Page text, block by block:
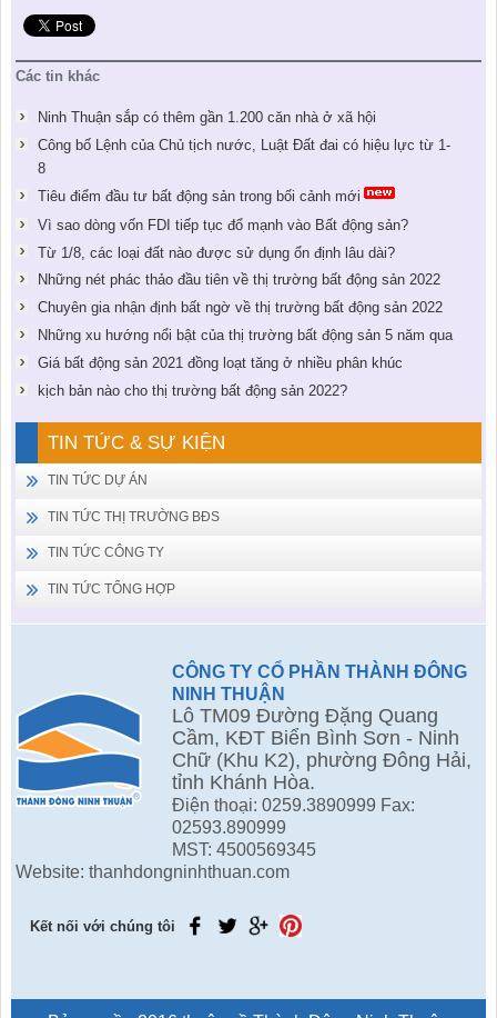
Các tin khác
Ninh Thuận sắp có thêm gần 1.200 căn nhà ở xã hội
Công bố Lệnh của Chủ tịch nước, Luật Đất đai có hiệu lực từ 1-
8
Tiêu điểm đầu tư bất động sản trong bối cảnh mới
Vì sao dòng vốn FDI tiếp tục đổ mạnh vào Bất động sản?
Từ 1/8, các loại đất nào được sử dụng ổn định lâu dài?
Những nét phác thảo đầu tiên về thị trường bất động sản 2022
Chuyên gia nhận định bất ngờ về thị trường bất động sản 2022
Những xu hướng nổi bật của thị trường bất động sản 5 năm qua
Giá bất động sản 2021 đồng loạt tăng ở nhiều phân khúc
kịch bản nào cho thị trường bất động sản 2022?
TIN TỨC & SỰ KIỆN
TIN TỨC DỰ ÁN
TIN TỨC THỊ TRƯỜNG BĐS
TIN TỨC CÔNG TY
TIN TỨC TỔNG HỢP
CÔNG TY CỔ PHẦN THÀNH ĐÔNG
NINH THUẬN
Lô TM09 Đường Đặng Quang
Cầm, KĐT Biển Bình Sơn - Ninh
Chữ (Khu K2), phường Đông Hải,
tỉnh Khánh Hòa.
Điện thoại: 0259.3890999 Fax:
02593.890999
MST: 4500569345
Website: thanhdongninhthuan.com
Kết nối với chúng tôi